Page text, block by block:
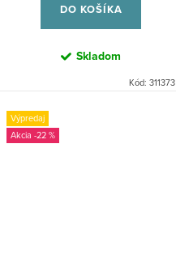
DO KOŠÍKA
Skladom
Kód: 311373
Výpredaj
-22 %